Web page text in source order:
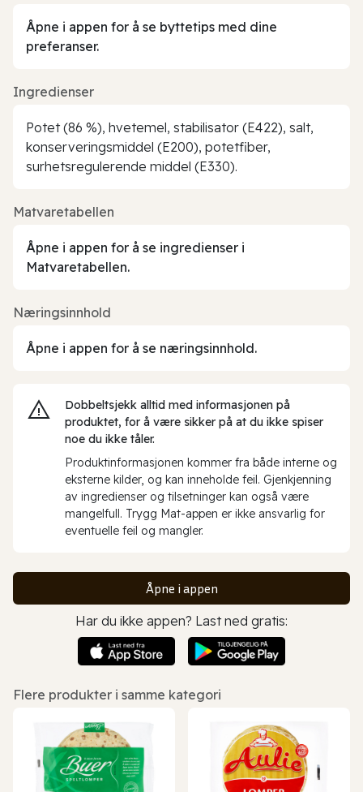
Åpne i appen for å se byttetips med dine
preferanser.
Ingredienser
Potet (86 %), hvetemel, stabilisator (E422), salt,
konserveringsmiddel (E200), potetfiber,
surhetsregulerende middel (E330).
Matvaretabellen
Åpne i appen for å se ingredienser i
Matvaretabellen.
Næringsinnhold
Åpne i appen for å se næringsinnhold.
Dobbeltsjekk alltid med informasjonen på
produktet, for å være sikker på at du ikke spiser
noe du ikke tåler.
Produktinformasjonen kommer fra både interne og
eksterne kilder, og kan inneholde feil. Gjenkjenning
av ingredienser og tilsetninger kan også være
mangelfull. Trygg Mat-appen er ikke ansvarlig for
eventuelle feil og mangler.
Åpne i appen
Har du ikke appen? Last ned gratis:
Flere produkter i samme kategori